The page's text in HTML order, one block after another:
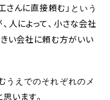
さんに直接頼む」という
人によって、小さな会社
きい会社に頼む方がいい
うえでのそれぞれのメ
います。